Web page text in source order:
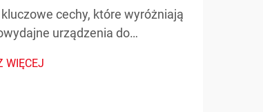
cechy, które wyróżniają
urządzenia do
zastosowaniach
WIĘCEJ